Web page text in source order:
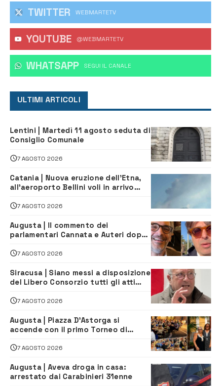
TWITTER WEBMARTETV
YOUTUBE @WEBMARTETV
WHATSAPP ‎SEGUI IL CANALE
ULTIMI ARTICOLI
Lentini | Martedì 11 agosto seduta di
Consiglio Comunale
7 AGOSTO 2026
Catania | Nuova eruzione dell’Etna,
all’aeroporto Bellini voli in arrivo
7 AGOSTO 2026
Augusta | Il commento dei
parlamentari Cannata e Auteri dopo
depuratore
7 AGOSTO 2026
Siracusa | Siano messi a disposizione
del Libero Consorzio tutti gli atti
7 AGOSTO 2026
Augusta | Piazza D’Astorga si
accende con il primo Torneo di
7 AGOSTO 2026
Augusta | Aveva droga in casa:
arrestato dai Carabinieri 31enne